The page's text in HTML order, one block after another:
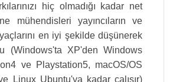
hiç olmadığı kadar net
mühendisleri yayıncıların ve
en iyi şekilde düşünerek
(Windows'ta XP'den Windows
ve Playstation5, macOS/OS
Linux Ubuntu'ya kadar çalışır)